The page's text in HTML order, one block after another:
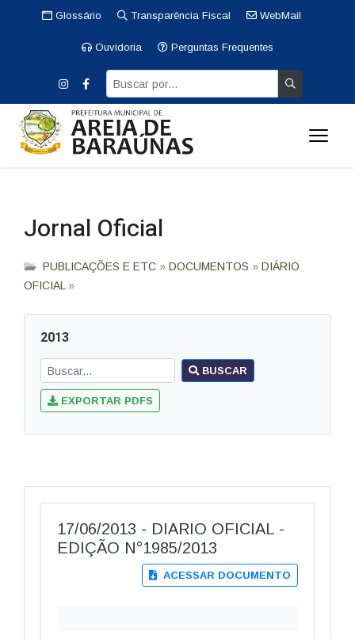
Glossário Transparência Fiscal WebMail
Ouvidoria Perguntas Frequentes
Jornal Oficial
PUBLICAÇÕES E ETC » DOCUMENTOS » DIÁRIO
OFICIAL »
2013
BUSCAR
EXPORTAR PDFS
17/06/2013 - DIARIO OFICIAL -
EDIÇÃO N°1985/2013
ACESSAR DOCUMENTO